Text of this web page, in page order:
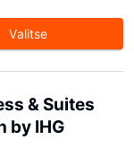
Valitse
& Suites
by IHG